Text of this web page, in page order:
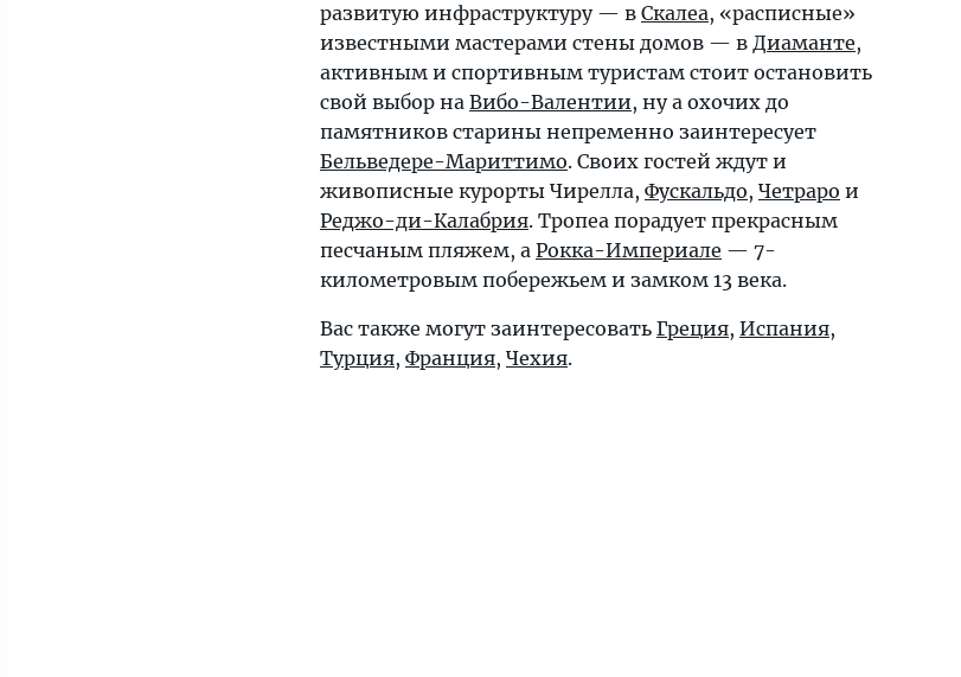
развитую инфраструктуру — в Скалеа, «расписные»
известными мастерами стены домов — в Диаманте,
активным и спортивным туристам стоит остановить
свой выбор на Вибо-Валентии, ну а охочих до
памятников старины непременно заинтересует
Бельведере-Мариттимо. Своих гостей ждут и
живописные курорты Чирелла, Фускальдо, Четраро и
Реджо-ди-Калабрия. Тропеа порадует прекрасным
песчаным пляжем, а Рокка-Империале — 7-
километровым побережьем и замком 13 века.
Вас также могут заинтересовать Греция, Испания,
Турция, Франция, Чехия.